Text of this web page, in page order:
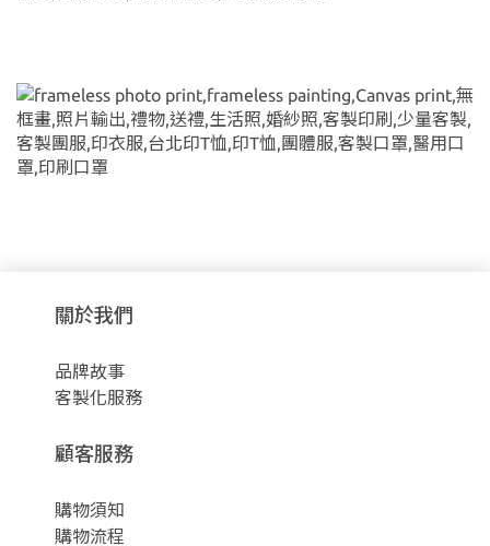
關於我們
品牌故事
客製化服務
顧客服務
購物須知
購物流程